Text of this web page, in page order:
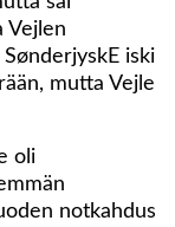
Vejlen
iski
mutta Vejle
oli
notkahdus